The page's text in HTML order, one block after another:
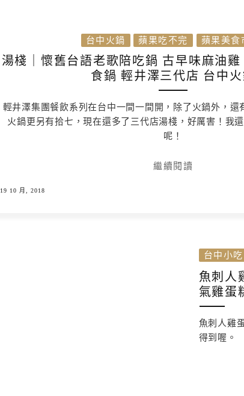
台中火鍋 蘋果吃不完 蘋果美食
湯棧｜懷舊台語老歌陪吃鍋 古早味麻油
食鍋 輕井澤三代店 台中火
輕井澤集團餐飲系列在台中一間一間開，除了火鍋外，還
火鍋更另有拾七，現在還多了三代店湯棧，好厲害！我
呢！
繼續閱讀
19 10 月, 2018
台中小吃
魚刺人
氣雞蛋
魚刺人雞
得到喔。